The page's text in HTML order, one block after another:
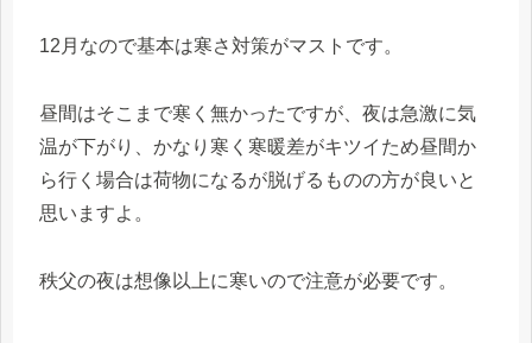
12月なので基本は寒さ対策がマストです。
昼間はそこまで寒く無かったですが、夜は急激に気
温が下がり、かなり寒く寒暖差がキツイため昼間か
ら行く場合は荷物になるが脱げるものの方が良いと
思いますよ。
秩父の夜は想像以上に寒いので注意が必要です。